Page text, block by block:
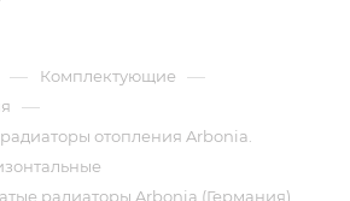
— Комплектующие —
—
отопления Arbonia.
радиаторы Arbonia (Германия)